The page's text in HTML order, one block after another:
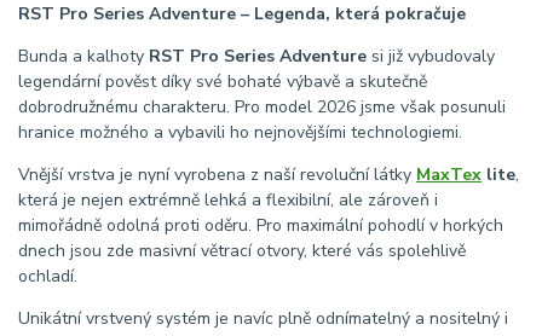
RST Pro Series Adventure – Legenda, která pokračuje
Bunda a kalhoty RST Pro Series Adventure si již vybudovaly
legendární pověst díky své bohaté výbavě a skutečně
dobrodružnému charakteru. Pro model 2026 jsme však posunuli
hranice možného a vybavili ho nejnovějšími technologiemi.
Vnější vrstva je nyní vyrobena z naší revoluční látky MaxTex lite,
která je nejen extrémně lehká a flexibilní, ale zároveň i
mimořádně odolná proti oděru. Pro maximální pohodlí v horkých
dnech jsou zde masivní větrací otvory, které vás spolehlivě
ochladí.
Unikátní vrstvený systém je navíc plně odnímatelný a nositelný i